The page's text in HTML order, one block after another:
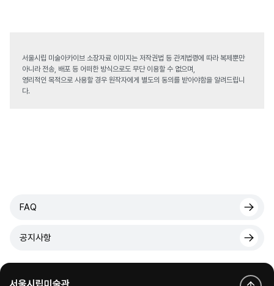
서울시립 미술아카이브 소장자료 이미지는 저작권법 등 관계법령에 따라 복제뿐만
아니라 전송, 배포 등 어떠한 방식으로도 무단 이용할 수 없으며,
영리적인 목적으로 사용할 경우 원작자에게 별도의 동의를 받아야함을 알려드립니
다.
FAQ
공지사항